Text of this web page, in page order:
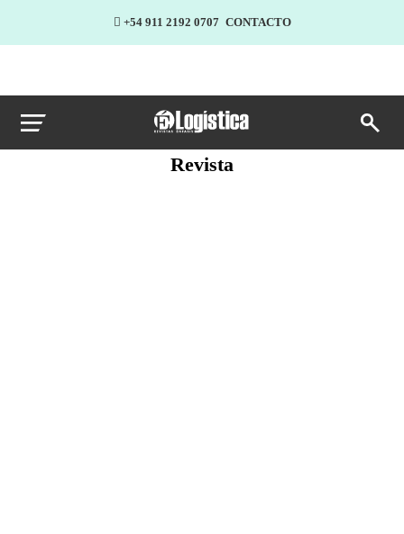
+54 911 2192 0707 CONTACTO
Revista